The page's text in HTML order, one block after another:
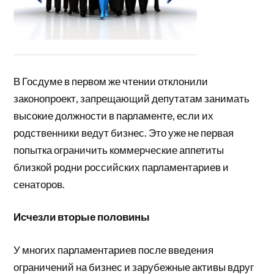
В Госдуме в первом же чтении отклонили
законопроект, запрещающий депутатам занимать
высокие должности в парламенте, если их
родственники ведут бизнес. Это уже не первая
попытка ограничить коммерческие аппетиты
близкой родни российских парламентариев и
сенаторов.
Исчезли вторые половины
У многих парламентариев после введения
ограничений на бизнес и зарубежные активы вдруг